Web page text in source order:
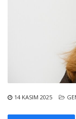
14 KASIM 2025